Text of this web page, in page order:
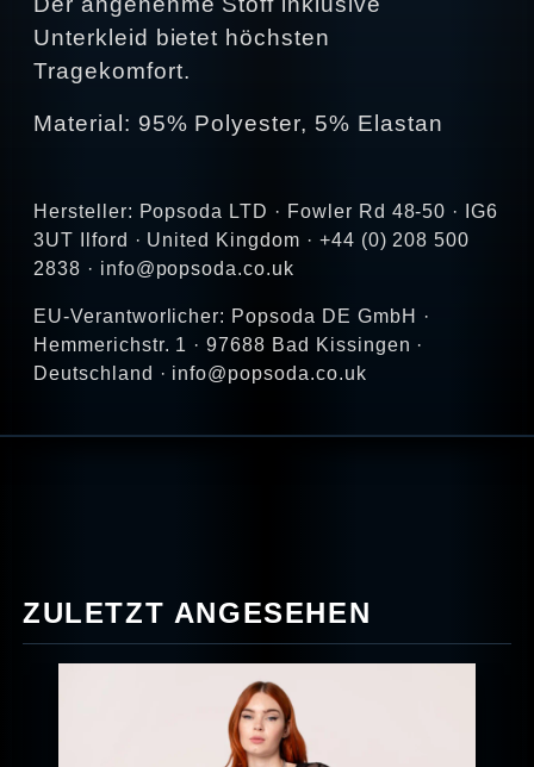
Unterkleid bietet höchsten
Tragekomfort.
Material: 95% Polyester, 5% Elastan
Hersteller: Popsoda LTD · Fowler Rd 48-50 · IG6
3UT Ilford · United Kingdom · +44 (0) 208 500
2838 · info@popsoda.co.uk
EU-Verantworlicher: Popsoda DE GmbH ·
Hemmerichstr. 1 · 97688 Bad Kissingen ·
Deutschland · info@popsoda.co.uk
ZULETZT ANGESEHEN